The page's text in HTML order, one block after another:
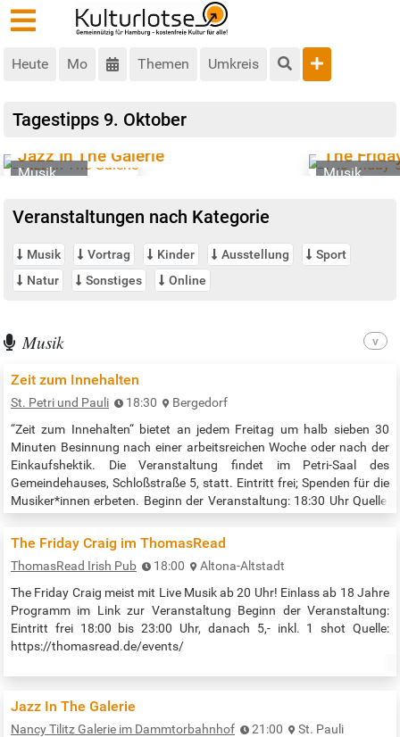
Heute Mo Themen Umkreis
Tagestipps 9. Oktober
Jazz In The Galerie
Musik
The
Musik
Veranstaltungen nach Kategorie
Musik Vortrag Kinder Ausstellung
Sport
Natur
Sonstiges Online
Musik
Zeit zum Innehalten
St. Petri und Pauli 18:30
Bergedorf
“Zeit zum Innehalten“ bietet an jedem Freitag um halb sieben 30
Minuten Besinnung nach einer arbeitsreichen Woche oder nach der
Einkaufshektik. Die Veranstaltung findet im Petri-Saal des
Gemeindehauses, Schloßstraße 5, statt. Eintritt frei; Spenden für die
Musiker*innen erbeten. Beginn der Veranstaltung: 18:30 Uhr Quelle:
innehalten
The Friday Craig im ThomasRead
ThomasRead Irish Pub 18:00
Altona-Altstadt
The Friday Craig meist mit Live Musik ab 20 Uhr! Einlass ab 18 Jahre
Programm im Link zur Veranstaltung Beginn der Veranstaltung:
Eintritt frei 18:00 bis 23:00 Uhr, danach 5,- inkl. 1 shot Quelle:
https://thomasread.de/events/
Jazz In The Galerie
Nancy Tilitz Galerie im Dammtorbahnhof 21:00
St. Pauli